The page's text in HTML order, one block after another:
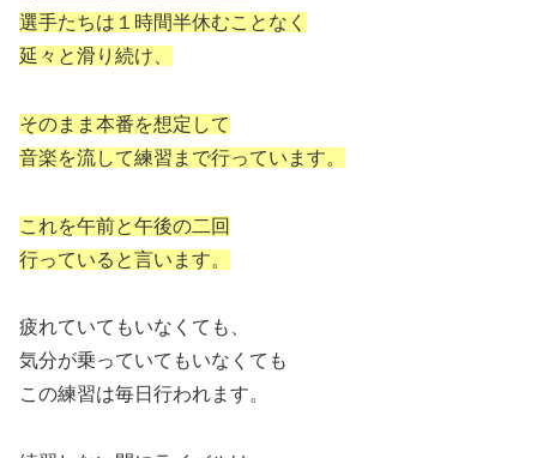
選手たちは１時間半休むことなく
延々と滑り続け、
そのまま本番を想定して
音楽を流して練習まで行っています。
これを午前と午後の二回
行っていると言います。
疲れていてもいなくても、
気分が乗っていてもいなくても
この練習は毎日行われます。